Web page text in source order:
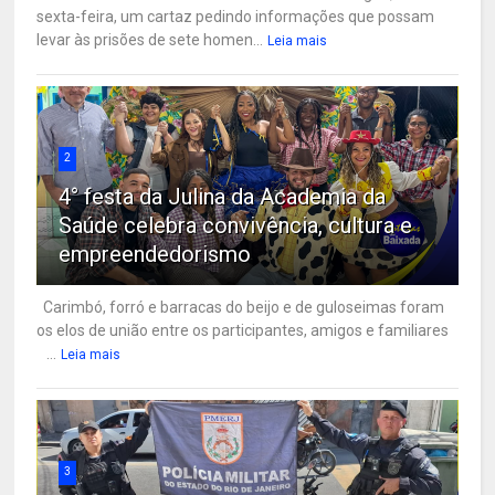
sexta-feira, um cartaz pedindo informações que possam
levar às prisões de sete homen...
Leia mais
2
4° festa da Julina da Academia da
Saúde celebra convivência, cultura e
empreendedorismo
Carimbó, forró e barracas do beijo e de guloseimas foram
os elos de união entre os participantes, amigos e familiares
Leia mais
3